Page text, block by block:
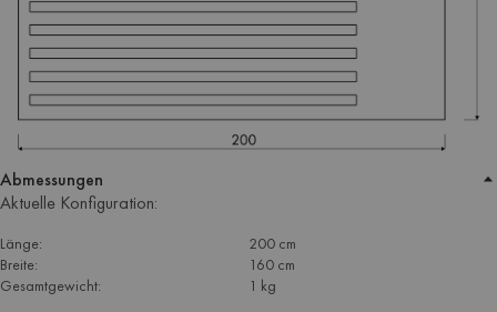
Abmessungen
Aktuelle Konfiguration:
Länge:
200 cm
Breite:
160 cm
Gesamtgewicht:
1 kg